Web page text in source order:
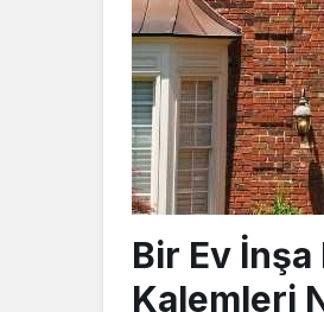
Bir Ev
Kalemleri